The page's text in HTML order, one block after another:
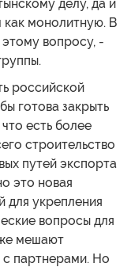
делу, да и
монолитную. В
вопросу, -
российской
готова закрыть
есть более
строительство
путей экспорта
это новая
для укрепления
вопросы для
мешают
партнерами. Но